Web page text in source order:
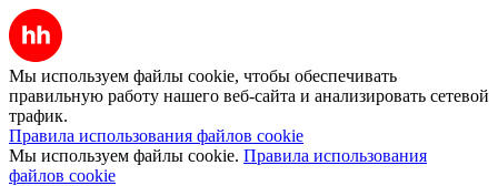
Мы используем файлы cookie, чтобы обеспечивать
правильную работу нашего веб-сайта и анализировать сетевой
трафик.
Правила использования файлов cookie
Мы используем файлы cookie. Правила использования
файлов cookie